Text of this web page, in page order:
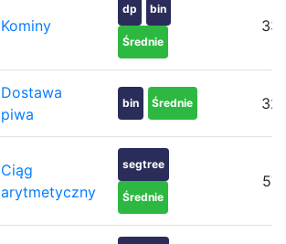
Kominy
dp bin
Średnie
33
Dostawa
piwa
bin Średnie 32
Ciąg
arytmetyczny
segtree
Średnie
57